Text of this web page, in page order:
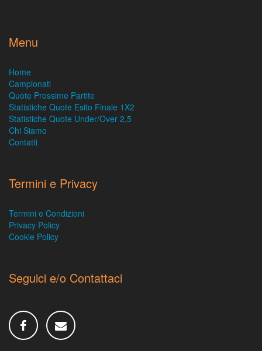
Menu
Home
Campionati
Quote Prossime Partite
Statistiche Quote Esito Finale 1X2
Statistiche Quote Under/Over 2,5
Chi Siamo
Contatti
Termini e Privacy
Termini e Condizioni
Privacy Policy
Cookie Policy
Seguici e/o Contattaci